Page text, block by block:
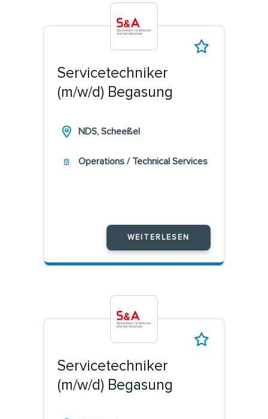
Servicetechniker
(m/w/d) Begasung
NDS, Scheeßel
Operations / Technical Services
WEITERLESEN
Servicetechniker
(m/w/d) Begasung